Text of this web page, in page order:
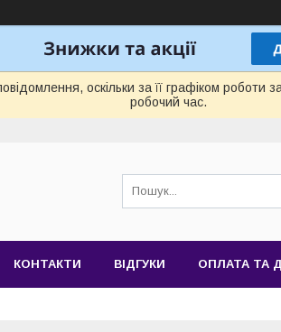
оскільки за її графіком
робочий час.
КОНТАКТИ ВІДГУКИ ОПЛАТА ТА